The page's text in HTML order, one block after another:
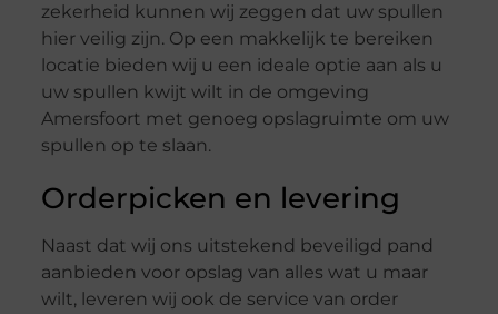
zekerheid kunnen wij zeggen dat uw spullen
hier veilig zijn. Op een makkelijk te bereiken
locatie bieden wij u een ideale optie aan als u
uw spullen kwijt wilt in de omgeving
Amersfoort met genoeg opslagruimte om uw
spullen op te slaan.
Orderpicken en levering
Naast dat wij ons uitstekend beveiligd pand
aanbieden voor opslag van alles wat u maar
wilt, leveren wij ook de service van order